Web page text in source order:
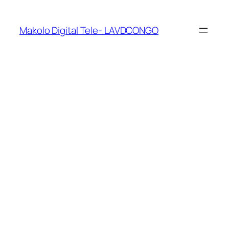
Makolo Digital Tele- LAVDCONGO